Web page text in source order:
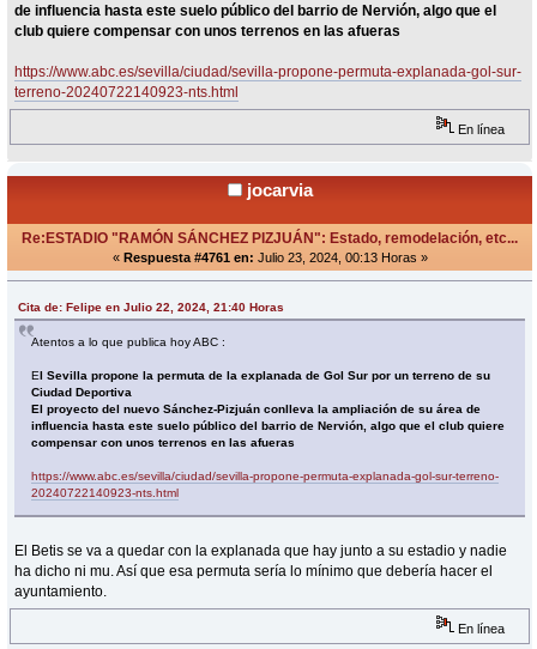
de influencia hasta este suelo público del barrio de Nervión, algo que el
club quiere compensar con unos terrenos en las afueras
https://www.abc.es/sevilla/ciudad/sevilla-propone-permuta-explanada-gol-sur-
terreno-20240722140923-nts.html
En línea
jocarvia
Re:ESTADIO "RAMÓN SÁNCHEZ PIZJUÁN": Estado, remodelación, etc...
« Respuesta #4761 en: Julio 23, 2024, 00:13 Horas »
Cita de: Felipe en Julio 22, 2024, 21:40 Horas
Atentos a lo que publica hoy ABC :
El Sevilla propone la permuta de la explanada de Gol Sur por un terreno de su
Ciudad Deportiva
El proyecto del nuevo Sánchez-Pizjuán conlleva la ampliación de su área de
influencia hasta este suelo público del barrio de Nervión, algo que el club quiere
compensar con unos terrenos en las afueras
https://www.abc.es/sevilla/ciudad/sevilla-propone-permuta-explanada-gol-sur-terreno-
20240722140923-nts.html
El Betis se va a quedar con la explanada que hay junto a su estadio y nadie
ha dicho ni mu. Así que esa permuta sería lo mínimo que debería hacer el
ayuntamiento.
En línea